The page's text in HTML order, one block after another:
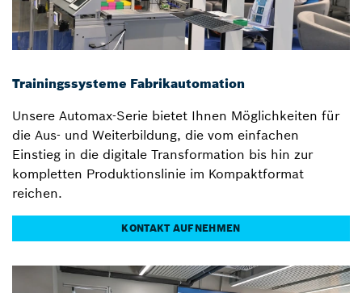
Trainingssysteme Fabrikautomation
Unsere Automax-Serie bietet Ihnen Möglichkeiten für
die Aus- und Weiterbildung, die vom einfachen
Einstieg in die digitale Transformation bis hin zur
kompletten Produktionslinie im Kompaktformat
reichen.
KONTAKT AUFNEHMEN